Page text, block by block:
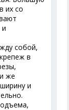
их со
и
собой,
в
же
и